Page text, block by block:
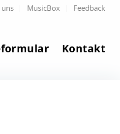
MusicBox Feedback
Kontakt